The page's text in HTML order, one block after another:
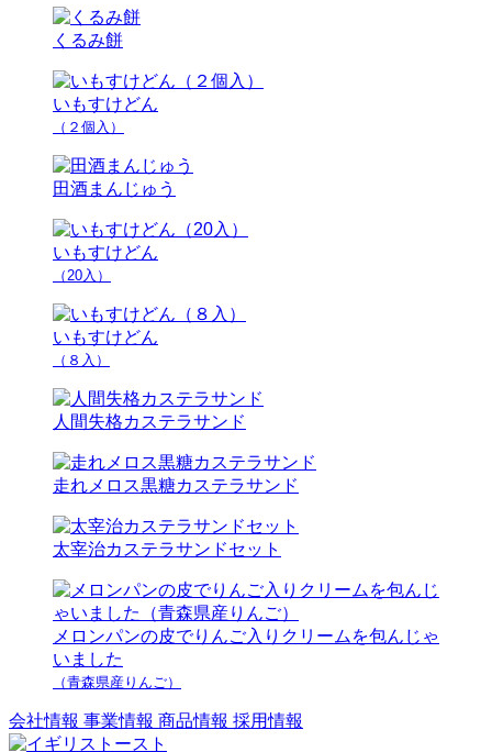
くるみ餅
いもすけどん
（２個入）
田酒まんじゅう
いもすけどん
（20入）
いもすけどん
（８入）
人間失格カステラサンド
走れメロス黒糖カステラサンド
太宰治カステラサンドセット
メロンパンの皮でりんご入りクリームを包んじゃ
いました
（青森県産りんご）
会社情報 事業情報 商品情報 採用情報